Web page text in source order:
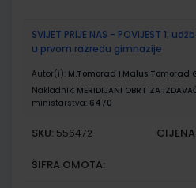
SVIJET PRIJE NAS - POVIJEST 1;
u prvom razredu gimnazije
Autor(i): M.Tomorad I.Malus Tomorad
Nakladnik: MERIDIJANI OBRT ZA
ministarstva: 6470
SKU: 556472 CIJENA:
ŠIFRA OMOTA: